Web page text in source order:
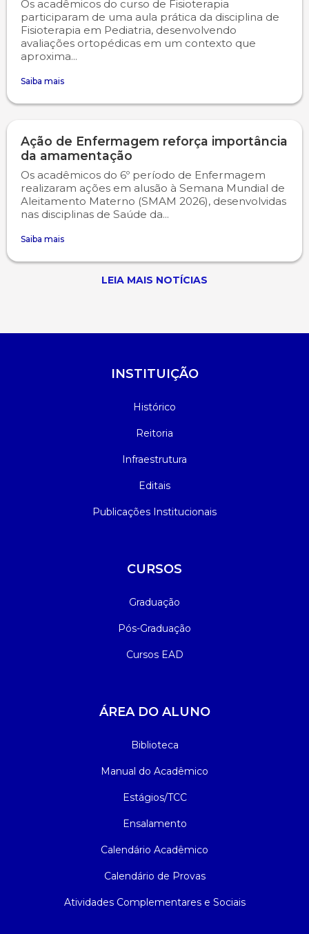
Os acadêmicos do curso de Fisioterapia
participaram de uma aula prática da disciplina de
Fisioterapia em Pediatria, desenvolvendo
avaliações ortopédicas em um contexto que
aproxima...
Saiba mais
Ação de Enfermagem reforça importância
da amamentação
Os acadêmicos do 6º período de Enfermagem
realizaram ações em alusão à Semana Mundial de
Aleitamento Materno (SMAM 2026), desenvolvidas
nas disciplinas de Saúde da...
Saiba mais
LEIA MAIS NOTÍCIAS
INSTITUIÇÃO
Histórico
Reitoria
Infraestrutura
Editais
Publicações Institucionais
CURSOS
Graduação
Pós-Graduação
Cursos EAD
ÁREA DO ALUNO
Biblioteca
Manual do Acadêmico
Estágios/TCC
Ensalamento
Calendário Acadêmico
Calendário de Provas
Atividades Complementares e Sociais